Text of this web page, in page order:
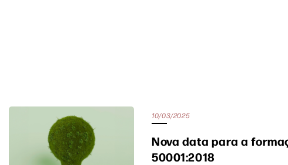
10/03/2025
Nova data para a
50001:2018